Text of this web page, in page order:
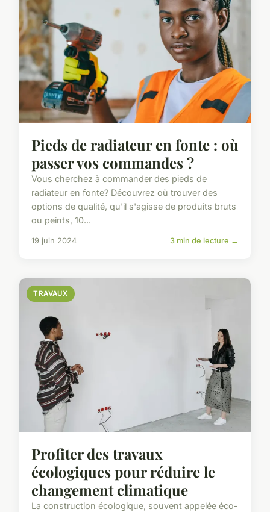
Pieds de radiateur en fonte : où
passer vos commandes ?
Vous cherchez à commander des pieds de
radiateur en fonte? Découvrez où trouver des
options de qualité, qu'il s'agisse de produits bruts
ou peints, 10...
19 juin 2024 3 min de lecture →
TRAVAUX
Profiter des travaux
écologiques pour réduire le
changement climatique
La construction écologique, souvent appelée éco-